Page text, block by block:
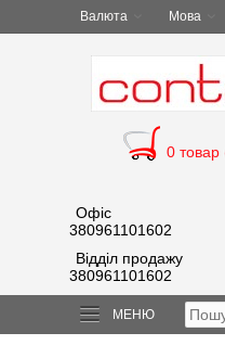
Валюта Мова
0 товар
Офіс
380961101602
Відділ продажу
380961101602
МЕНЮ